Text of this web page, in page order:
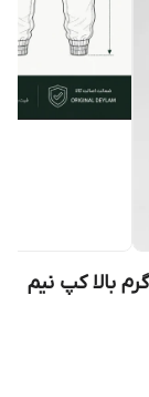
بالا کپ نیم